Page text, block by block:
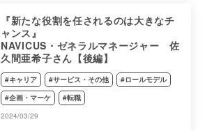
『新たな役割を任されるのは大きなチ
ャンス』
NAVICUS・ゼネラルマネージャー 佐
久間亜希子さん【後編】
#キャリア #サービス・その他
#ロールモデル
#企画・マーケ
#転職
2024/03/29